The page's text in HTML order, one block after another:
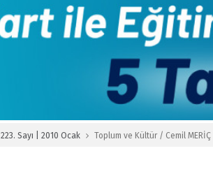
223. Sayı | 2010 Ocak Toplum ve Kültür / Cemil MERİÇ